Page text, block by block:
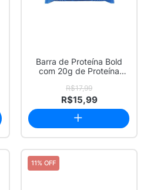
Barra de Proteína Bold
com 20g de Proteína
R$17,99
R$15,99
11% OFF